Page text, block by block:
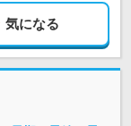
気になる